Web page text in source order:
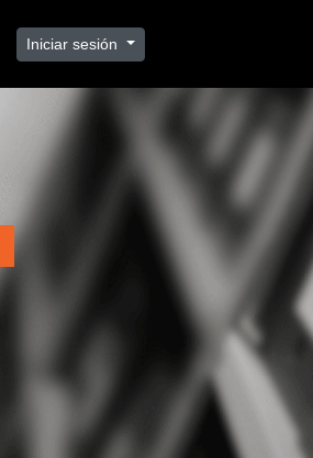
Iniciar sesión